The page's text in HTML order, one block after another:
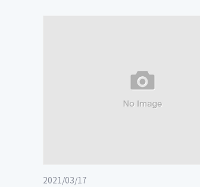
2021/03/17